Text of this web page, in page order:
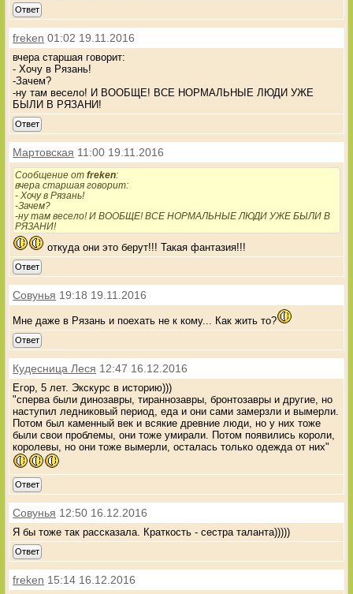
Ответ
freken 01:02 19.11.2016
вчера старшая говорит:
- Хочу в Рязань!
-Зачем?
-ну там весело! И ВООБЩЕ! ВСЕ НОРМАЛЬНЫЕ ЛЮДИ УЖЕ
БЫЛИ В РЯЗАНИ!
Ответ
Мартовская 11:00 19.11.2016
Сообщение отfreken:
вчера старшая говорит:
- Хочу в Рязань!
-Зачем?
-ну там весело! И ВООБЩЕ! ВСЕ НОРМАЛЬНЫЕ ЛЮДИ УЖЕ БЫЛИ В
РЯЗАНИ!
откуда они это берут!!! Такая фантазия!!!
Ответ
Совунья 19:18 19.11.2016
Мне даже в Рязань и поехать не к кому... Как жить то?
Ответ
Кудесница Леся 12:47 16.12.2016
Егор, 5 лет. Экскурс в историю)))
"сперва были динозавры, тираннозавры, бронтозавры и другие, но
наступил ледниковый период, еда и они сами замерзли и вымерли.
Потом был каменный век и всякие древние люди, но у них тоже
были свои проблемы, они тоже умирали. Потом появились короли,
королевы, но они тоже вымерли, осталась только одежда от них"
Ответ
Совунья 12:50 16.12.2016
Я бы тоже так рассказала. Краткость - сестра таланта)))))
Ответ
freken 15:14 16.12.2016